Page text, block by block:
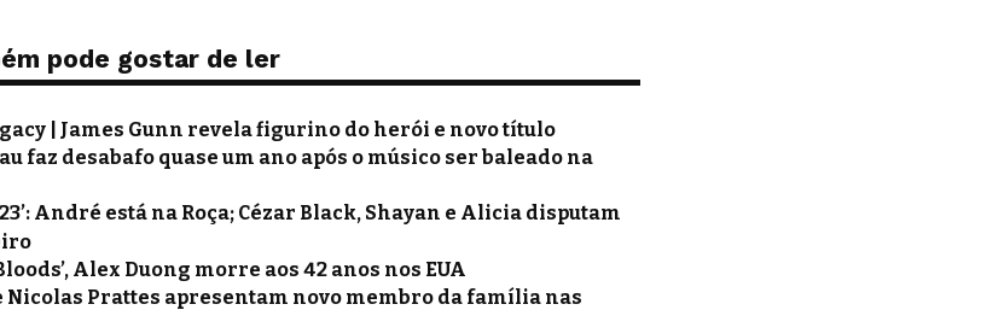
pode gostar de ler
| James Gunn revela figurino do herói e novo título
faz desabafo quase um ano após o músico ser baleado na
André está na Roça; Cézar Black, Shayan e Alicia disputam
Alex Duong morre aos 42 anos nos EUA
Nicolas Prattes apresentam novo membro da família nas